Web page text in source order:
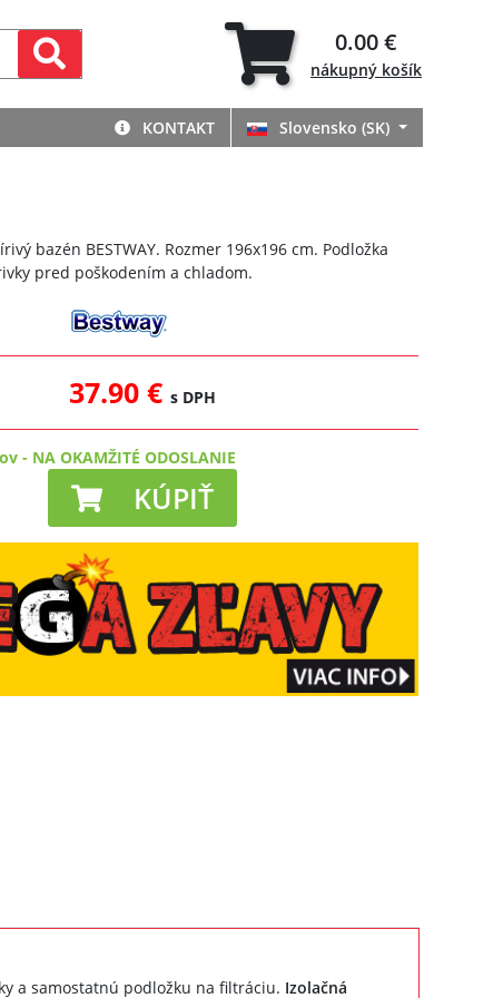
0.00 €
nákupný košík
KONTAKT Slovensko (SK)
bazén BESTWAY. Rozmer 196x196 cm. Podložka
pred poškodením a chladom.
37.90 €s DPH
- NA OKAMŽITÉ ODOSLANIE
KÚPIŤ
a samostatnú podložku na filtráciu. Izolačná